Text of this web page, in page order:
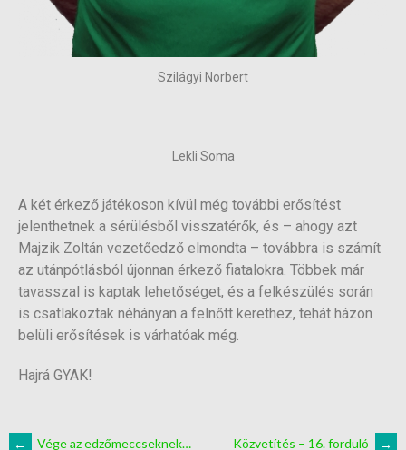
Szilágyi Norbert
Lekli Soma
A két érkező játékoson kívül még további erősítést
jelenthetnek a sérülésből visszatérők, és – ahogy azt
Majzik Zoltán vezetőedző elmondta – továbbra is számít
az utánpótlásból újonnan érkező fiatalokra. Többek már
tavasszal is kaptak lehetőséget, és a felkészülés során
is csatlakoztak néhányan a felnőtt kerethez, tehát házon
belüli erősítések is várhatóak még.
Hajrá GYAK!
← Vége az edzőmeccseknek… Közvetítés – 16. forduló →